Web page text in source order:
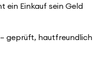
ein Einkauf sein Geld
geprüft, hautfreundlich